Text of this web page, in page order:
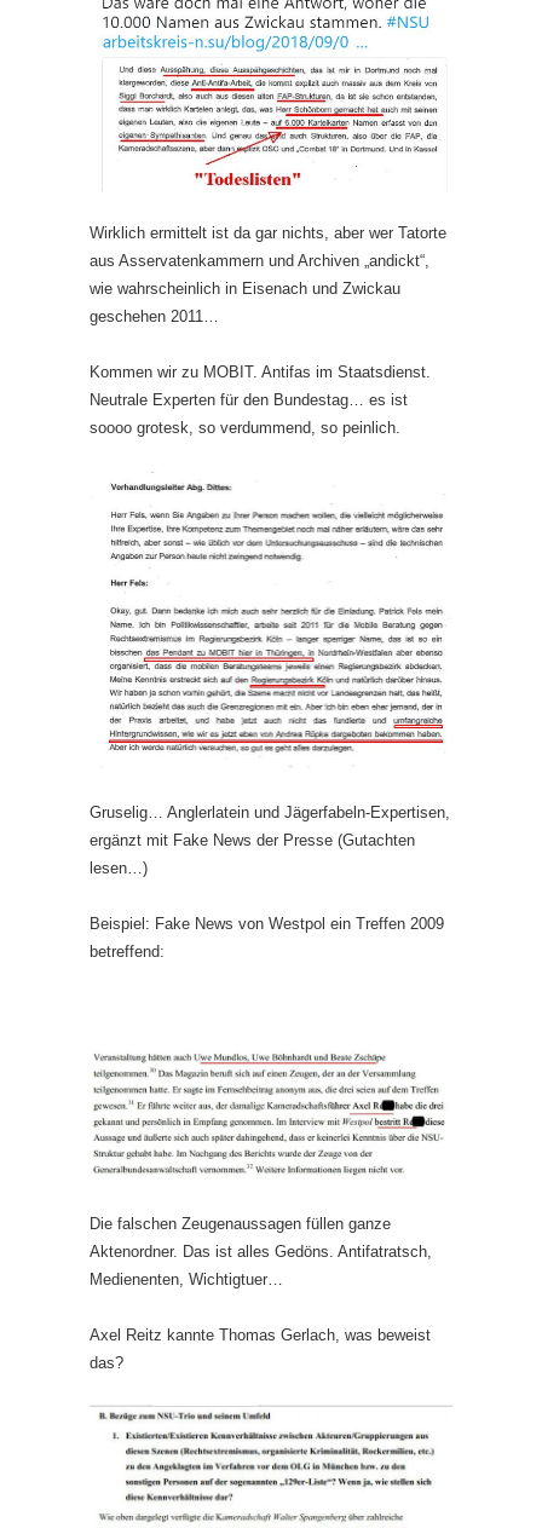
Wirklich ermittelt ist da gar nichts, aber wer Tatorte
aus Asservatenkammern und Archiven „andickt“,
wie wahrscheinlich in Eisenach und Zwickau
geschehen 2011…
Kommen wir zu MOBIT. Antifas im Staatsdienst.
Neutrale Experten für den Bundestag… es ist
soooo grotesk, so verdummend, so peinlich.
Gruselig… Anglerlatein und Jägerfabeln-Expertisen,
ergänzt mit Fake News der Presse (Gutachten
lesen…)
Beispiel: Fake News von Westpol ein Treffen 2009
betreffend:
Die falschen Zeugenaussagen füllen ganze
Aktenordner. Das ist alles Gedöns. Antifatratsch,
Medienenten, Wichtigtuer…
Axel Reitz kannte Thomas Gerlach, was beweist
das?